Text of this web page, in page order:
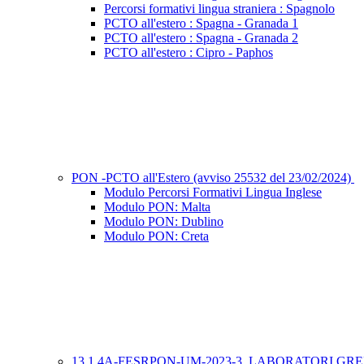
Percorsi formativi lingua straniera : Spagnolo
PCTO all'estero : Spagna - Granada 1
PCTO all'estero : Spagna - Granada 2
PCTO all'estero : Cipro - Paphos
PON -PCTO all'Estero (avviso 25532 del 23/02/2024)
Modulo Percorsi Formativi Lingua Inglese
Modulo PON: Malta
Modulo PON: Dublino
Modulo PON: Creta